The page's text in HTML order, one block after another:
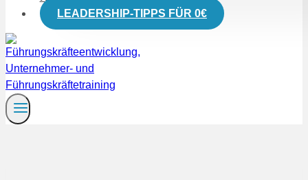
LEADERSHIP-TIPPS FÜR 0€